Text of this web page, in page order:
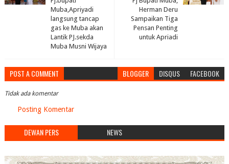
Herman Deru
Sampaikan Tiga
Pensan Penting
untuk Apriadi
Muba,Apriyadi
langsung tancap
gas ke Muba akan
Lantik PJ.sekda
Muba Musni Wijaya
POST A COMMENT BLOGGER DISQUS FACEBOOK
Tidak ada komentar
Posting Komentar
DEWAN PERS NEWS